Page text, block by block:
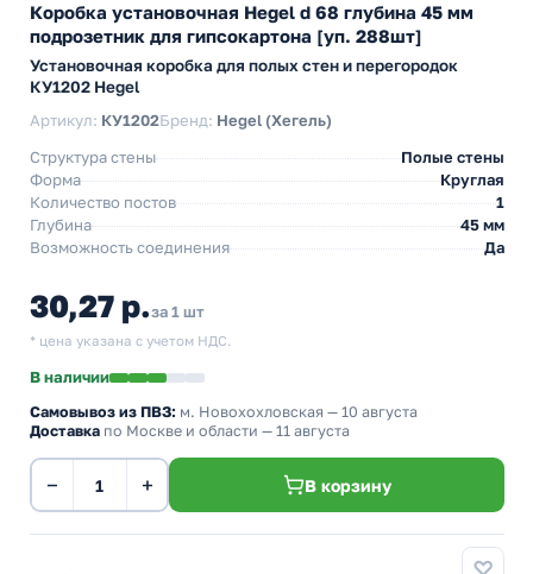
Коробка установочная Hegel d 68 глубина 45 мм
подрозетник для гипсокартона [уп. 288шт]
Установочная коробка для полых стен и перегородок
КУ1202 Hegel
Артикул: КУ1202Бренд: Hegel (Хегель)
Структура стены
Полые стены
Форма
Круглая
Количество постов
1
Глубина
45 мм
Возможность соединения
Да
30,27 р.за 1 шт
* цена указана с учетом НДС.
В наличии
Самовывоз из ПВЗ: м. Новохохловская — 10 августа
Доставка по Москве и области — 11 августа
− + В корзину